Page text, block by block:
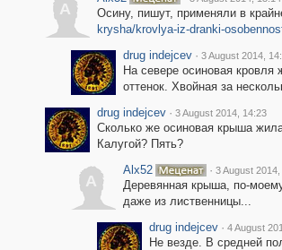
A
Осину, пишут, применяли в
krysha/krovlya-iz-dranki-
drug indejcev · 3 August 2014,
На севере осиновая кровля
оттенок. Хвойная за
drug indejcev · 3 August 2014, 14:23
Сколько же осиновая крыша
Калугой? Пять?
A
Alx52 · 3 August
Деревянная крыша, по-
даже из лиственницы...
drug indejcev · 4 August
Не везде. В средней